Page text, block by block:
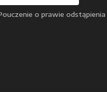
o prawie odstąpienia